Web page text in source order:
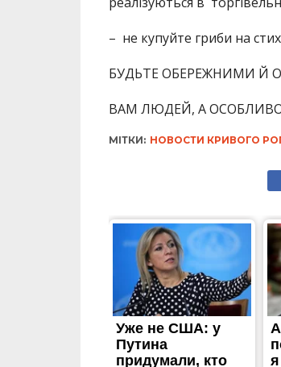
– не купуйте гриби на
БУДЬТЕ ОБЕРЕЖНИМИ Й
ВАМ ЛЮДЕЙ, А ОСОБЛИВО
МІТКИ: НОВОСТИ КРИВОГО